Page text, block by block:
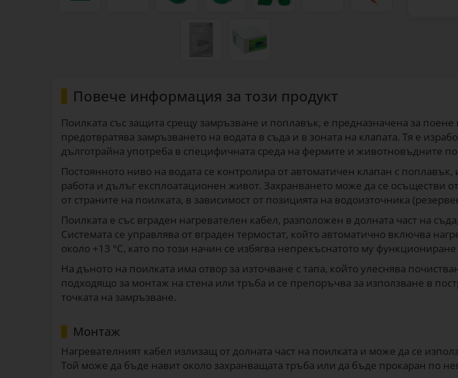
Повече информация за този продукт
Поилката със защита срещу замръзване и поплавък, е предназначена за
предотвратява замръзването на водата в съда и в зоната на клапата. Тя е
дълготрайна употреба в специфичната среда на фермите и животновъдните
Постоянното ниво на водата се контролира от автоматичен клапан с
работа и дълъг експлоатационен живот. Захранването може да се осъществи
от страните на поилката, в зависимост от позицията на водоизточника
Поилката е със вграден нагревателен кабел, разположен в долната част на
Системата се управлява от вграден термостат, който автоматично включва
около +13 °C, като по този начин се избягва непрекъснатото му
На дъното на поилката има отвор за източване с тапа, който улеснява
подходящо за монтаж на стена или тръба и се препоръчва за използване в
точката на замръзване.
Монтаж
Нагревателният кабел излизащ от долната част на поилката и може да се
Той може да бъде навит около захранващата тръба или да бъде прокаран по